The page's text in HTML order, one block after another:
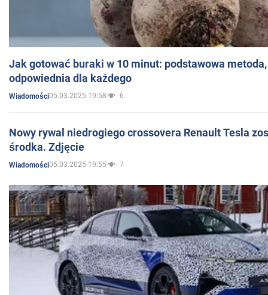
Jak gotować buraki w 10 minut: podstawowa
odpowiednia dla każdego
Wiadomości05.03.2025 19:58 6
Nowy rywal niedrogiego crossovera Renault Tesla
środka. Zdjęcie
Wiadomości05.03.2025 19:55 7